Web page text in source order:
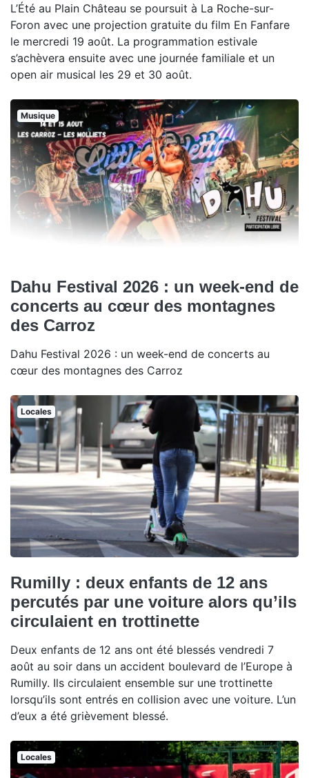
L’Été au Plain Château se poursuit à La Roche-sur-
Foron avec une projection gratuite du film En Fanfare
le mercredi 19 août. La programmation estivale
s’achèvera ensuite avec une journée familiale et un
open air musical les 29 et 30 août.
Musique
Dahu Festival 2026 : un week-end de
concerts au cœur des montagnes
des Carroz
Dahu Festival 2026 : un week-end de concerts au
cœur des montagnes des Carroz
Locales
Rumilly : deux enfants de 12 ans
percutés par une voiture alors qu’ils
circulaient en trottinette
Deux enfants de 12 ans ont été blessés vendredi 7
août au soir dans un accident boulevard de l’Europe à
Rumilly. Ils circulaient ensemble sur une trottinette
lorsqu’ils sont entrés en collision avec une voiture. L’un
d’eux a été grièvement blessé.
Locales